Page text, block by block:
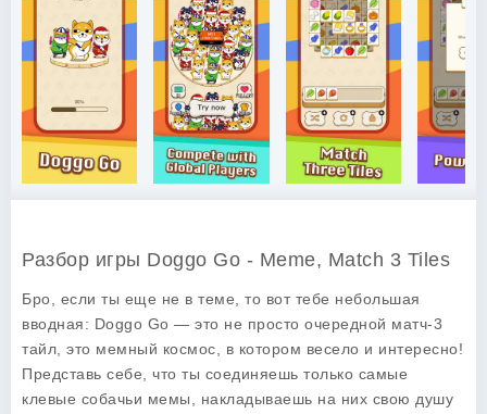
Разбор игры Doggo Go - Meme, Match 3 Tiles
Бро, если ты еще не в теме, то вот тебе небольшая
вводная: Doggo Go — это не просто очередной матч-3
тайл, это мемный космос, в котором весело и интересно!
Представь себе, что ты соединяешь только самые
клевые собачьи мемы, накладываешь на них свою душу